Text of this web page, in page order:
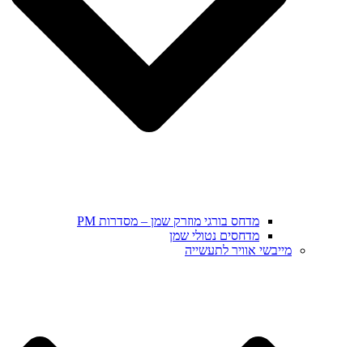
מדחס בורגי מוזרק שמן – מסדרות PM
מדחסים נטולי שמן
מייבשי אוויר לתעשייה